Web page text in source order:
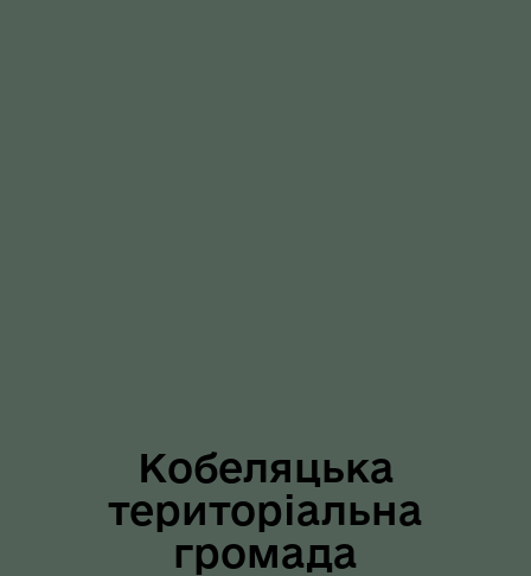
Кобеляцька
територіальна
громада